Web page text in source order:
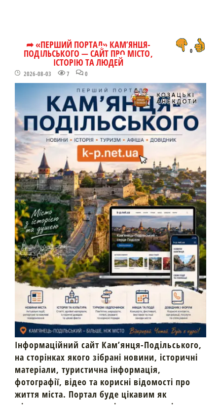
➦ «ПЕРШИЙ ПОРТАЛ» КАМ’ЯНЦЯ-
ПОДІЛЬСЬКОГО — САЙТ ПРО МІСТО,
ІСТОРІЮ ТА ЛЮДЕЙ
2026-08-03 7 0
0
Інформаційний сайт Кам’янця-Подільського,
на сторінках якого зібрані новини, історичні
матеріали, туристична інформація,
фотографії, відео та корисні відомості про
життя міста. Портал буде цікавим як